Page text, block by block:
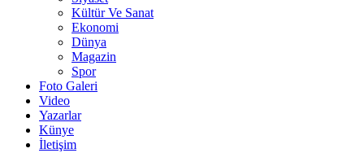
Kültür Ve Sanat
Ekonomi
Dünya
Magazin
Spor
Foto Galeri
Video
Yazarlar
Künye
İletişim